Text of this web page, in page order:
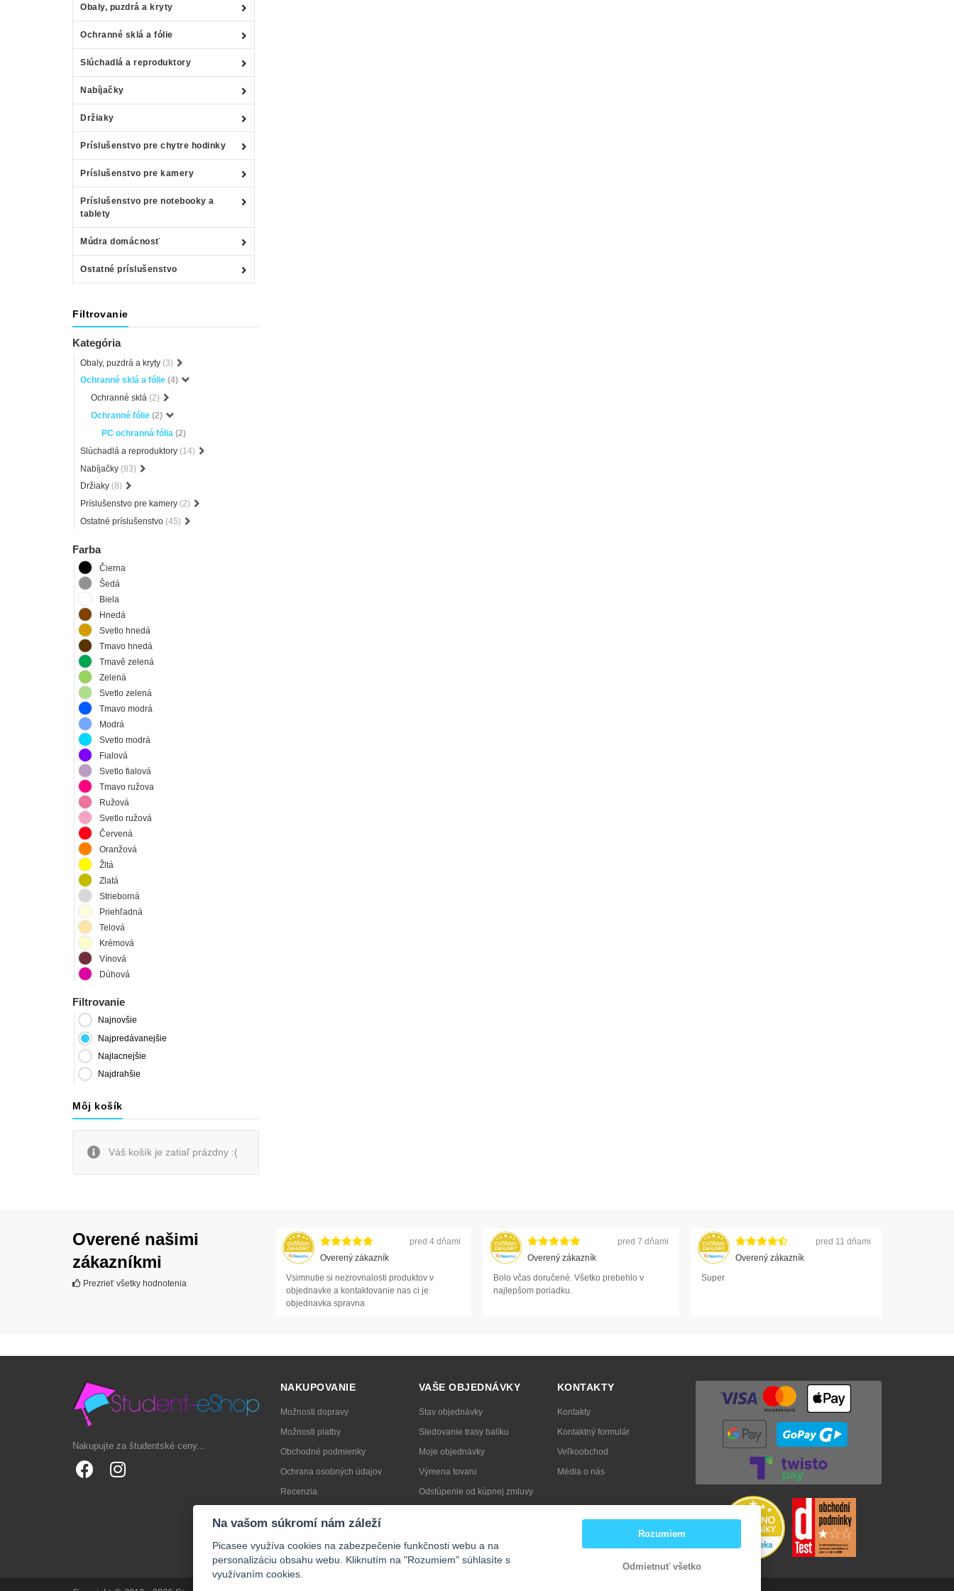
Obaly, puzdrá a kryty
Ochranné sklá a fólie
Slúchadlá a reproduktory
Nabíjačky
Držiaky
Príslušenstvo pre chytre hodinky
Príslušenstvo pre kamery
Príslušenstvo pre notebooky a
tablety
Múdra domácnosť
Ostatné príslušenstvo
Filtrovanie
Kategória
Obaly, puzdrá a kryty (3)
Ochranné sklá a fólie (4)
Ochranné sklá (2)
Ochranné fólie (2)
PC ochranná fólia (2)
Slúchadlá a reproduktory (14)
Nabíjačky (83)
Držiaky (8)
Príslušenstvo pre kamery (2)
Ostatné príslušenstvo (45)
Farba
Čierna
Šedá
Biela
Hnedá
Svetlo hnedá
Tmavo hnedá
Tmavě zelená
Zelená
Svetlo zelená
Tmavo modrá
Modrá
Svetlo modrá
Fialová
Svetlo fialová
Tmavo ružova
Ružová
Svetlo ružová
Červená
Oranžová
Žltá
Zlatá
Strieborná
Priehľadná
Telová
Krémová
Vínová
Dúhová
Filtrovanie
Najnovšie
Najpredávanejšie
Najlacnejšie
Najdrahšie
Môj košík
Váš košík je zatiaľ prázdny :(
Overené našimi
zákazníkmi
Prezrieť všetky hodnotenia
pred 4 dňami
Overený zákazník
Vsimnutie si nezrovnalosti produktov v
objednavke a kontaktovanie nas ci je
objednavka spravna
pred 7 dňami
Overený zákazník
Bolo včas doručené. Všetko prebehlo v
najlepšom poriadku.
pred 11 dňami
Overený zákazník
Super
Nakupujte za študentské ceny...
NAKUPOVANIE
Možnosti dopravy
Možnosti platby
Obchodné podmienky
Ochrana osobných údajov
Recenzia
VAŠE OBJEDNÁVKY
Stav objednávky
Sledovanie trasy balíku
Moje objednávky
Výmena tovaru
Odstúpenie od kúpnej zmluvy
KONTAKTY
Kontakty
Kontaktný formulár
Veľkoobchod
Média o nás
Na vašom súkromí nám záleží
Picasee využíva cookies na zabezpečenie funkčnosti webu a na
personalizáciu obsahu webu. Kliknutím na "Rozumiem" súhlasíte s
využívaním cookies.
Rozumiem
Odmietnuť všetko